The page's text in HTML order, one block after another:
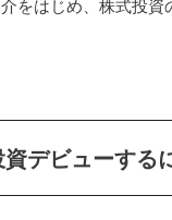
をはじめ、株式投資
デビューする